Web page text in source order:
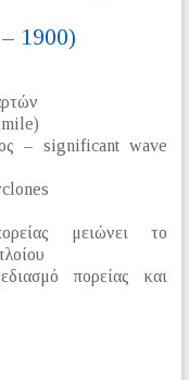
1900)
– significant wave
μειώνει το
πορείας και